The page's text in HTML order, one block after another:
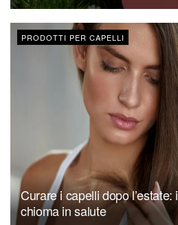
PRODOTTI PER CAPELLI
Curare i capelli dopo
chioma in salute